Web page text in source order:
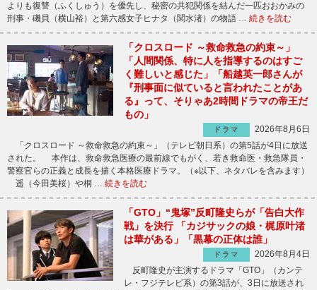
よりも復讐（ふくしゅう）を優先し、秘密の共犯関係を結んだ一匹おおかみの
刑事・磯貝（横山裕）と第六感女子ヒナタ（関水渚）の物語 … 続きを読む
「クロスロード ～救命救急の約束～」
「人間関係、特に人を指導するのはすご
く難しいと感じた」「船越英一郎さんが
『刑事面に似ていると言われたことがあ
る』って、そりゃあ2時間ドラマの帝王だ
もの」
ドラマ
2026年8月6日
「クロスロード ～救命救急の約束～」（テレビ朝日系）の第5話が4日に放送
された。 本作は、救命救急医療の最前線でもがく、若き救命医・救急隊員・
警察官らの正義と成長を描く本格医療ドラマ。（※以下、ネタバレを含みます）
遥（今田美桜）や桐 … 続きを読む
「GTO」“鬼塚”反町隆史らが「告白大作
戦」を決行 「カジサックの娘・梶原叶渚
は華がある」「黒幕の正体は誰」
ドラマ
2026年8月4日
反町隆史が主演するドラマ「GTO」（カンテ
レ・フジテレビ系）の第3話が、3日に放送され